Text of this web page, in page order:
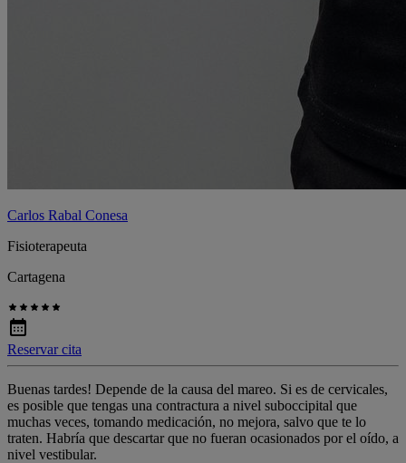
Carlos Rabal Conesa
Fisioterapeuta
Cartagena
Reservar cita
Buenas tardes! Depende de la causa del mareo. Si es de cervicales,
es posible que tengas una contractura a nivel suboccipital que
muchas veces, tomando medicación, no mejora, salvo que te lo
traten. Habría que descartar que no fueran ocasionados por el oído, a
nivel vestibular.